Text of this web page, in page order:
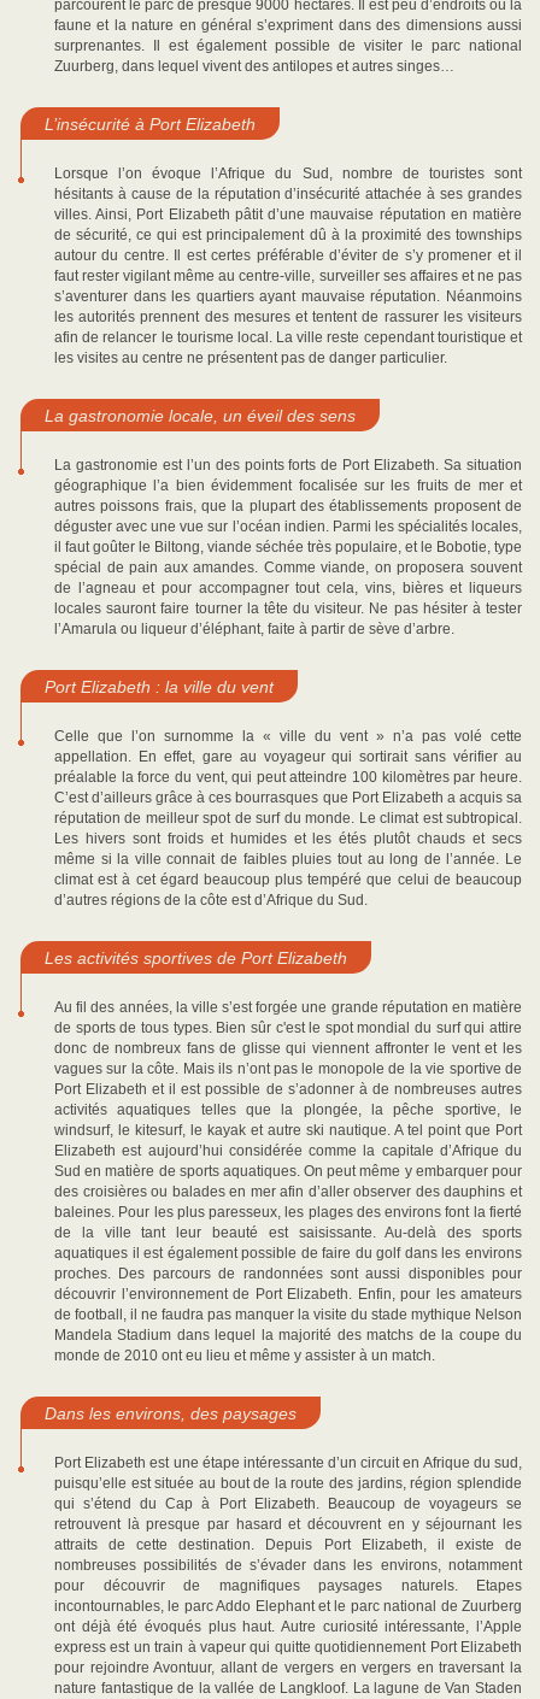
parcourent le parc de presque 9000 hectares. Il est peu d’endroits où la
faune et la nature en général s’expriment dans des dimensions aussi
surprenantes. Il est également possible de visiter le parc national
Zuurberg, dans lequel vivent des antilopes et autres singes…
L’insécurité à Port Elizabeth
Lorsque l’on évoque l’Afrique du Sud, nombre de touristes sont
hésitants à cause de la réputation d’insécurité attachée à ses grandes
villes. Ainsi, Port Elizabeth pâtit d’une mauvaise réputation en matière
de sécurité, ce qui est principalement dû à la proximité des townships
autour du centre. Il est certes préférable d’éviter de s’y promener et il
faut rester vigilant même au centre-ville, surveiller ses affaires et ne pas
s’aventurer dans les quartiers ayant mauvaise réputation. Néanmoins
les autorités prennent des mesures et tentent de rassurer les visiteurs
afin de relancer le tourisme local. La ville reste cependant touristique et
les visites au centre ne présentent pas de danger particulier.
La gastronomie locale, un éveil des sens
La gastronomie est l’un des points forts de Port Elizabeth. Sa situation
géographique l’a bien évidemment focalisée sur les fruits de mer et
autres poissons frais, que la plupart des établissements proposent de
déguster avec une vue sur l’océan indien. Parmi les spécialités locales,
il faut goûter le Biltong, viande séchée très populaire, et le Bobotie, type
spécial de pain aux amandes. Comme viande, on proposera souvent
de l’agneau et pour accompagner tout cela, vins, bières et liqueurs
locales sauront faire tourner la tête du visiteur. Ne pas hésiter à tester
l’Amarula ou liqueur d’éléphant, faite à partir de sève d’arbre.
Port Elizabeth : la ville du vent
Celle que l’on surnomme la « ville du vent » n’a pas volé cette
appellation. En effet, gare au voyageur qui sortirait sans vérifier au
préalable la force du vent, qui peut atteindre 100 kilomètres par heure.
C’est d’ailleurs grâce à ces bourrasques que Port Elizabeth a acquis sa
réputation de meilleur spot de surf du monde. Le climat est subtropical.
Les hivers sont froids et humides et les étés plutôt chauds et secs
même si la ville connait de faibles pluies tout au long de l’année. Le
climat est à cet égard beaucoup plus tempéré que celui de beaucoup
d’autres régions de la côte est d’Afrique du Sud.
Les activités sportives de Port Elizabeth
Au fil des années, la ville s’est forgée une grande réputation en matière
de sports de tous types. Bien sûr c'est le spot mondial du surf qui attire
donc de nombreux fans de glisse qui viennent affronter le vent et les
vagues sur la côte. Mais ils n’ont pas le monopole de la vie sportive de
Port Elizabeth et il est possible de s’adonner à de nombreuses autres
activités aquatiques telles que la plongée, la pêche sportive, le
windsurf, le kitesurf, le kayak et autre ski nautique. A tel point que Port
Elizabeth est aujourd’hui considérée comme la capitale d’Afrique du
Sud en matière de sports aquatiques. On peut même y embarquer pour
des croisières ou balades en mer afin d’aller observer des dauphins et
baleines. Pour les plus paresseux, les plages des environs font la fierté
de la ville tant leur beauté est saisissante. Au-delà des sports
aquatiques il est également possible de faire du golf dans les environs
proches. Des parcours de randonnées sont aussi disponibles pour
découvrir l’environnement de Port Elizabeth. Enfin, pour les amateurs
de football, il ne faudra pas manquer la visite du stade mythique Nelson
Mandela Stadium dans lequel la majorité des matchs de la coupe du
monde de 2010 ont eu lieu et même y assister à un match.
Dans les environs, des paysages
Port Elizabeth est une étape intéressante d’un circuit en Afrique du sud,
puisqu’elle est située au bout de la route des jardins, région splendide
qui s’étend du Cap à Port Elizabeth. Beaucoup de voyageurs se
retrouvent là presque par hasard et découvrent en y séjournant les
attraits de cette destination. Depuis Port Elizabeth, il existe de
nombreuses possibilités de s’évader dans les environs, notamment
pour découvrir de magnifiques paysages naturels. Etapes
incontournables, le parc Addo Elephant et le parc national de Zuurberg
ont déjà été évoqués plus haut. Autre curiosité intéressante, l’Apple
express est un train à vapeur qui quitte quotidiennement Port Elizabeth
pour rejoindre Avontuur, allant de vergers en vergers en traversant la
nature fantastique de la vallée de Langkloof. La lagune de Van Staden